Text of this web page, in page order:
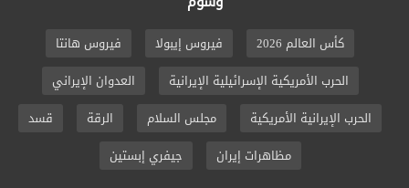
كأس العالم 2026 فيروس إيبولا
فيروس هانتا
الحرب الأمريكية الإسرائيلية الإيرانية
العدوان الإيراني
الحرب الإيرانية الأمريكية
مجلس السلام الرقة
قسد
مظاهرات إيران
جيفري إبستين